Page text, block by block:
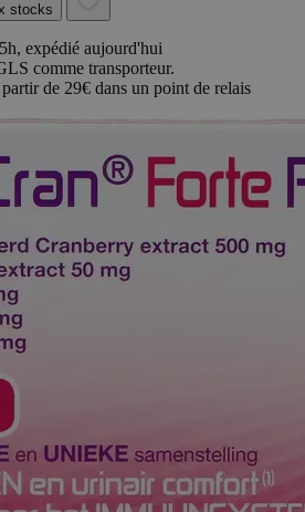
stocks
expédié aujourd'hui
comme transporteur.
de 29€ dans un point de relais